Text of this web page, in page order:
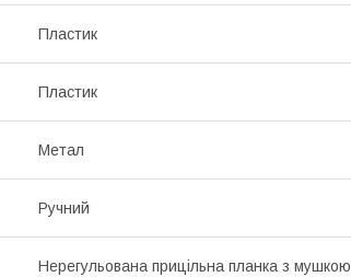
Пластик
Пластик
Метал
Ручний
Нерегульована прицільна планка з мушкою